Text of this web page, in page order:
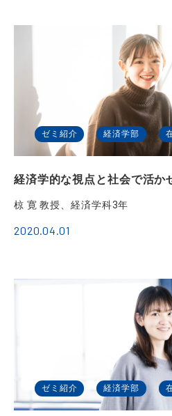
ゼミ紹介 経済学部
経済学的な視点と社会で活か
椋 寛 教授、経済学科3年
2020.04.01
ゼミ紹介 経済学部